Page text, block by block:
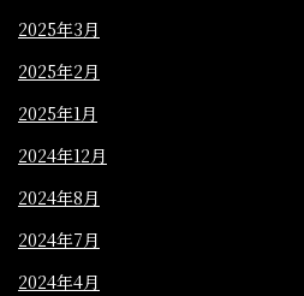
2025年3月
2025年2月
2025年1月
2024年12月
2024年8月
2024年7月
2024年4月